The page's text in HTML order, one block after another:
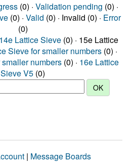
(0) · Validation pending (0) ·
(0) · Valid (0) · Invalid (0) · Error
(0)
14e Lattice Sieve (0) · 15e Lattice
Sieve for smaller numbers (0) ·
numbers (0) · 16e Lattice
Sieve V5 (0)
| Message Boards